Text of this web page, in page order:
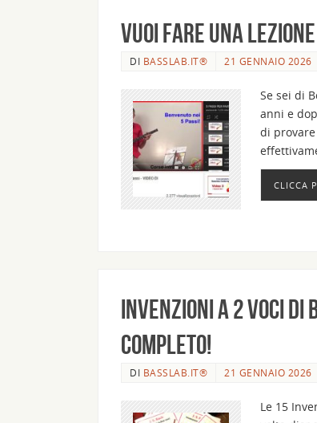
Vuoi fare una
DI BASSLAB.IT® 21 GENNAIO 2026
Se sei di
anni e
di
CLICCA
Invenzioni a 2 voci
completo!
DI BASSLAB.IT® 21 GENNAIO 2026
Le 15